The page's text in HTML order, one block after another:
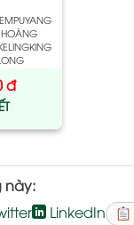
HOÀNG
đ
này:
LinkedIn